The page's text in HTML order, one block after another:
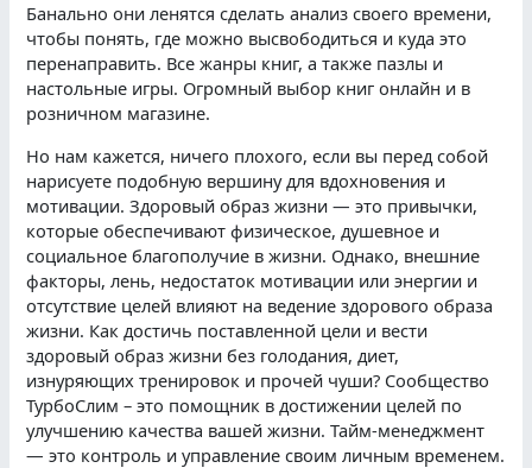
Банально они ленятся сделать анализ своего времени,
чтобы понять, где можно высвободиться и куда это
перенаправить. Все жанры книг, а также пазлы и
настольные игры. Огромный выбор книг онлайн и в
розничном магазине.
Но нам кажется, ничего плохого, если вы перед собой
нарисуете подобную вершину для вдохновения и
мотивации. Здоровый образ жизни — это привычки,
которые обеспечивают физическое, душевное и
социальное благополучие в жизни. Однако, внешние
факторы, лень, недостаток мотивации или энергии и
отсутствие целей влияют на ведение здорового образа
жизни. Как достичь поставленной цели и вести
здоровый образ жизни без голодания, диет,
изнуряющих тренировок и прочей чуши? Сообщество
ТурбоСлим – это помощник в достижении целей по
улучшению качества вашей жизни. Тайм-менеджмент
— это контроль и управление своим личным временем.